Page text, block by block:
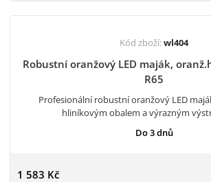
Kód zboží:wl404
Robustní oranžový LED maják,
R65
Profesionální robustní oranžový LED
hliníkovým obalem a výrazným
Do 3 dnů
1 583 Kč